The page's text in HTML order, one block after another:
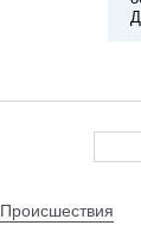
Происшествия